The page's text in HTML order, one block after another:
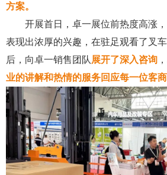
方案。
开展首日，卓一展位前热度高涨
表现出浓厚的兴趣，在驻足观看了叉
后，向卓一销售团队 展开了深入咨询
业的讲解和热情的服务回应每一位客商